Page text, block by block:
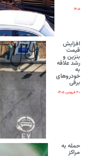
۱۴۰۵
افزایش
قیمت
بنزین و
رشد علاقه
به
خودروهای
برقی
۳۰ فروردین ۱۴۰۵
حمله به
مراکز